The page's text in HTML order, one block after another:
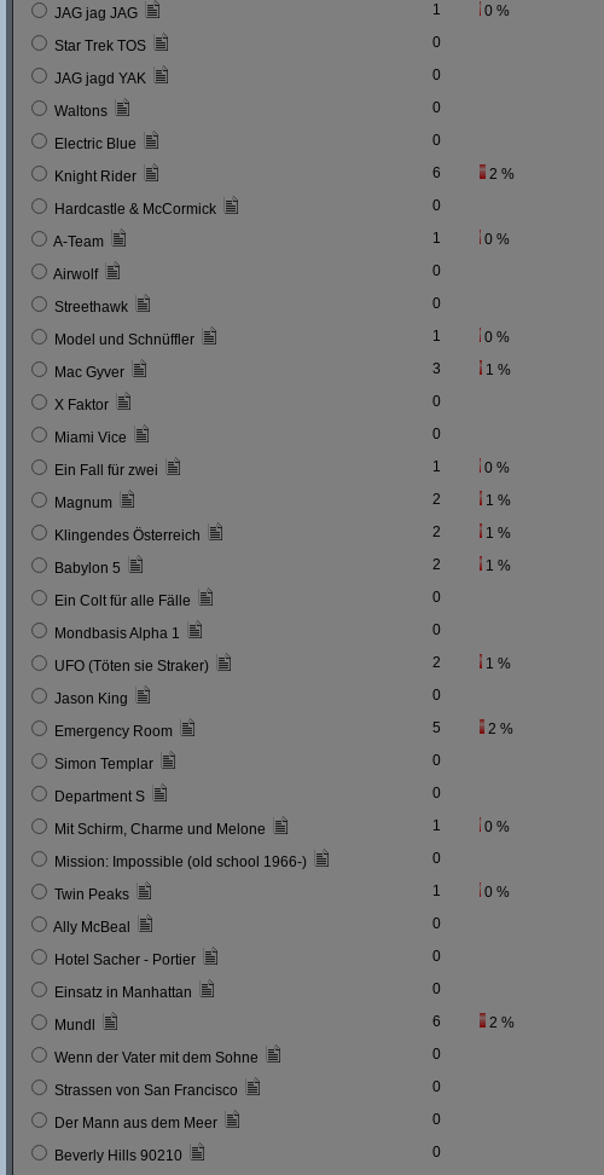
JAG jag JAG 1 0 %
Star Trek TOS 0
JAG jagd YAK 0
Waltons 0
Electric Blue 0
Knight Rider 6 2 %
Hardcastle & McCormick 0
A-Team 1 0 %
Airwolf 0
Streethawk 0
Model und Schnüffler 1 0 %
Mac Gyver 3 1 %
X Faktor 0
Miami Vice 0
Ein Fall für zwei 1 0 %
Magnum 2 1 %
Klingendes Österreich 2 1 %
Babylon 5 2 1 %
Ein Colt für alle Fälle 0
Mondbasis Alpha 1 0
UFO (Töten sie Straker) 2 1 %
Jason King 0
Emergency Room 5 2 %
Simon Templar 0
Department S 0
Mit Schirm, Charme und Melone 1 0 %
Mission: Impossible (old school 1966-) 0
Twin Peaks 1 0 %
Ally McBeal 0
Hotel Sacher - Portier 0
Einsatz in Manhattan 0
Mundl 6 2 %
Wenn der Vater mit dem Sohne 0
Strassen von San Francisco 0
Der Mann aus dem Meer 0
Beverly Hills 90210 0